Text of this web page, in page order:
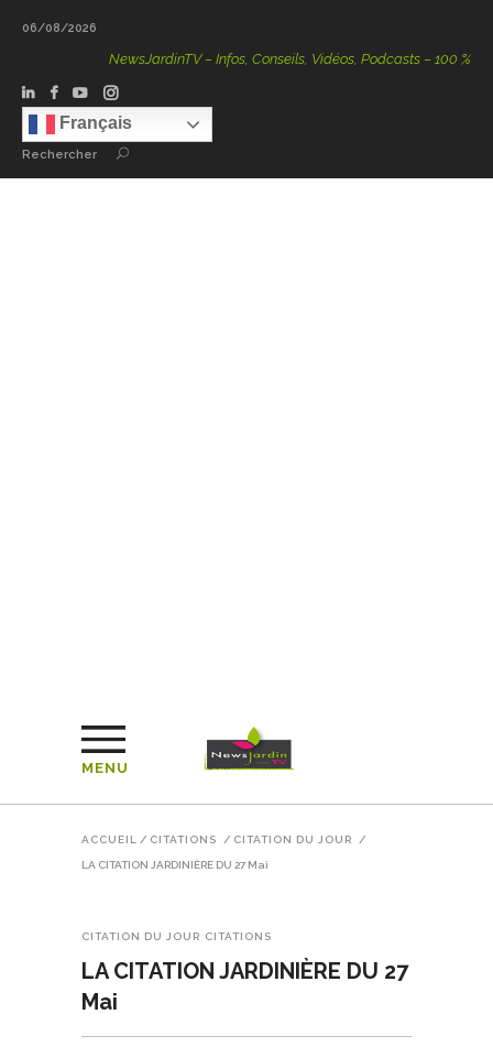
06/08/2026
NewsJardinTV – Infos, Conseils, Vidéos, Podcasts – 100 % Nature
Français
Rechercher
MENU
ACCUEIL / CITATIONS / CITATION DU JOUR /
LA CITATION JARDINIÈRE DU 27 Mai
CITATION DU JOUR CITATIONS
LA CITATION JARDINIÈRE DU 27
Mai